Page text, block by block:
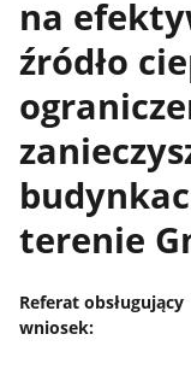
na
źródło
terenie
Referat obsługujący
wniosek: